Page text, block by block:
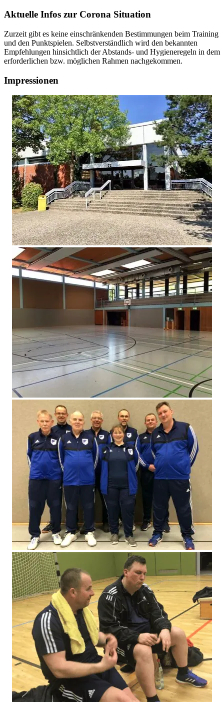
Aktuelle Infos zur Corona Situation
Zurzeit gibt es keine einschränkenden Bestimmungen beim Training
und den Punktspielen. Selbstverständlich wird den bekannten
Empfehlungen hinsichtlich der Abstands- und Hygieneregeln in dem
erforderlichen bzw. möglichen Rahmen nachgekommen.
Impressionen